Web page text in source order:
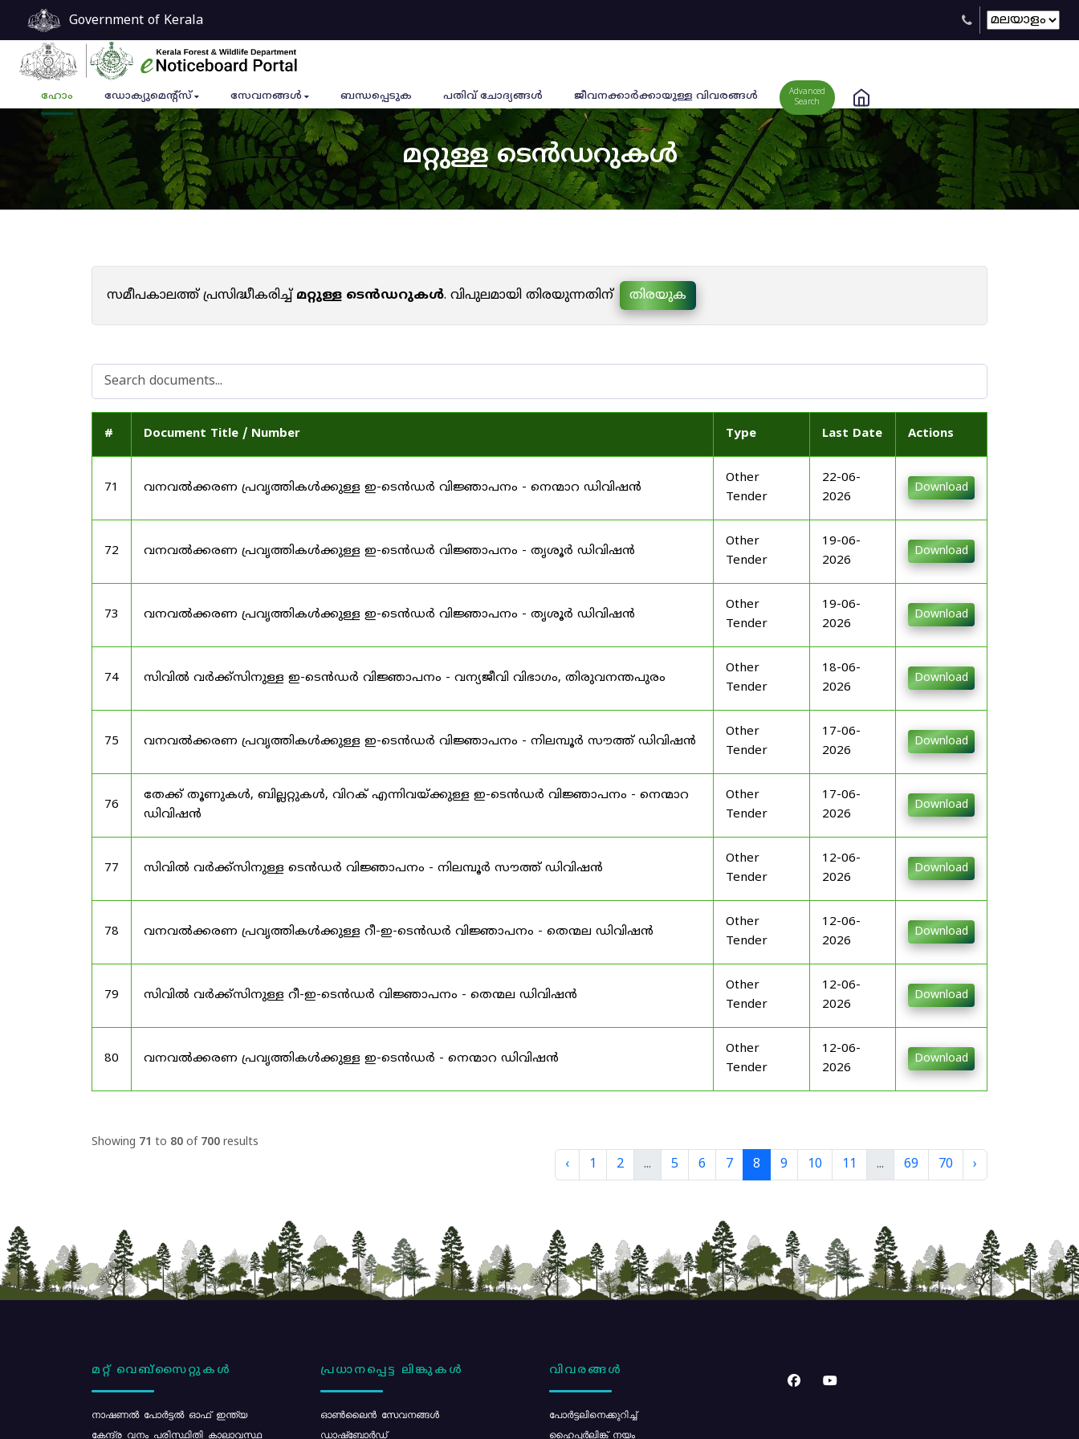
Government of Kerala
ഹോം ഡോക്യുമെൻ്റ്സ് സേവനങ്ങൾ ബന്ധപ്പെടുക പതിവ് ചോദ്യങ്ങൾ ജീവനക്കാര്‍ക്കായുള്ള വിവരങ്ങള്‍
Advanced
Search
മറ്റുള്ള ടെൻഡറുകൾ
സമീപകാലത്ത് പ്രസിദ്ധീകരിച്ച്മറ്റുള്ള ടെൻഡറുകൾ. വിപുലമായി തിരയുന്നതിന് തിരയുക
# Document Title / Number Type Last Date Actions
71 വനവൽക്കരണ പ്രവൃത്തികൾക്കുള്ള ഇ-ടെൻഡർ വിജ്ഞാപനം - നെന്മാറ ഡിവിഷൻ
Other
Tender
22-06-
2026
Download
72 വനവൽക്കരണ പ്രവൃത്തികൾക്കുള്ള ഇ-ടെൻഡർ വിജ്ഞാപനം - തൃശൂർ ഡിവിഷൻ
Other
Tender
19-06-
2026
Download
73 വനവൽക്കരണ പ്രവൃത്തികൾക്കുള്ള ഇ-ടെൻഡർ വിജ്ഞാപനം - തൃശൂർ ഡിവിഷൻ
Other
Tender
19-06-
2026
Download
74 സിവിൽ വർക്ക്സിനുള്ള ഇ-ടെൻഡർ വിജ്ഞാപനം - വന്യജീവി വിഭാഗം, തിരുവനന്തപുരം
Other
Tender
18-06-
2026
Download
75 വനവൽക്കരണ പ്രവൃത്തികൾക്കുള്ള ഇ-ടെൻഡർ വിജ്ഞാപനം - നിലമ്പൂർ സൗത്ത് ഡിവിഷൻ
Other
Tender
17-06-
2026
Download
76
തേക്ക് തൂണുകൾ, ബില്ലറ്റുകൾ, വിറക് എന്നിവയ്ക്കുള്ള ഇ-ടെൻഡർ വിജ്ഞാപനം - നെന്മാറ
ഡിവിഷൻ
Other
Tender
17-06-
2026
Download
77 സിവിൽ വർക്ക്‌സിനുള്ള ടെൻഡർ വിജ്ഞാപനം - നിലമ്പൂർ സൗത്ത് ഡിവിഷൻ
Other
Tender
12-06-
2026
Download
78 വനവൽക്കരണ പ്രവൃത്തികൾക്കുള്ള റീ-ഇ-ടെൻഡർ വിജ്ഞാപനം - തെന്മല ഡിവിഷൻ
Other
Tender
12-06-
2026
Download
79 സിവിൽ വർക്ക്സിനുള്ള റീ-ഇ-ടെൻഡർ വിജ്ഞാപനം - തെന്മല ഡിവിഷൻ
Other
Tender
12-06-
2026
Download
80 വനവൽക്കരണ പ്രവൃത്തികൾക്കുള്ള ഇ-ടെൻഡർ - നെന്മാറ ഡിവിഷൻ
Other
Tender
12-06-
2026
Download
Showing 71 to 80 of 700 results
‹ 1 2 ... 5 6 7 8 9 10 11 ... 69 70 ›
മറ്റ് വെബ്സൈറ്റുകൾ
നാഷണൽ പോർട്ടൽ ഓഫ് ഇന്ത്യ
കേന്ദ്ര വനം പരിസ്ഥിതി കാലാവസ്ഥ
പ്രധാനപ്പെട്ട ലിങ്കുകൾ
ഓൺലൈൻ സേവനങ്ങൾ
ഡാഷ്ബോർഡ്
വിവരങ്ങൾ
പോര്‍ട്ടലിനെക്കുറിച്ച്
ഹൈപ്പർലിങ്ക് നയം